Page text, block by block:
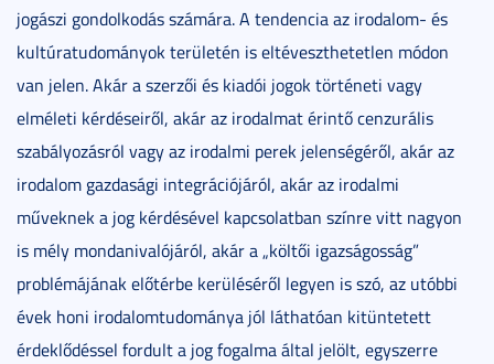
jogászi gondolkodás számára. A tendencia az irodalom- és
kultúratudományok területén is eltéveszthetetlen módon
van jelen. Akár a szerzői és kiadói jogok történeti vagy
elméleti kérdéseiről, akár az irodalmat érintő cenzurális
szabályozásról vagy az irodalmi perek jelenségéről, akár az
irodalom gazdasági integrációjáról, akár az irodalmi
műveknek a jog kérdésével kapcsolatban színre vitt nagyon
is mély mondanivalójáról, akár a „költői igazságosság”
problémájának előtérbe kerüléséről legyen is szó, az utóbbi
évek honi irodalomtudománya jól láthatóan kitüntetett
érdeklődéssel fordult a jog fogalma által jelölt, egyszerre